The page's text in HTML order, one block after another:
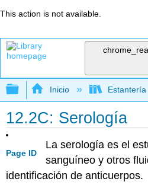
This action is not available.
Expandir/contraer
Inicio Estantería
12.2C: Serología
Page ID
La serología es el
sanguíneo y otros
identificación de anticuerpos.